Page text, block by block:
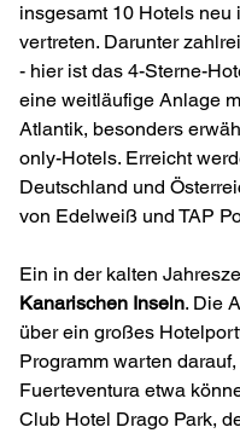
insgesamt 10 Hotels neu
vertreten. Darunter
- hier ist das 4-Sterne-
eine weitläufige Anlage
Atlantik, besonders
only-Hotels. Erreicht
Deutschland und
von Edelweiß und TAP
Ein in der kalten
Kanarischen Inseln. Die
über ein großes
Programm warten
Fuerteventura etwa
Club Hotel Drago Park,